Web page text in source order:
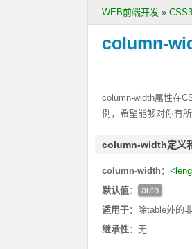
WEB前端开发 »
column-
column-width属性在
例，希望能够对你有所
column-width定义
column-width ：
默认值：
auto
适用于：除table外的
继承性：无